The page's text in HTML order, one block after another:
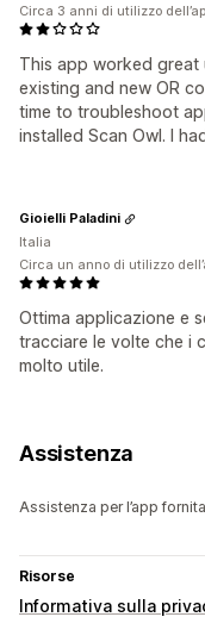
This app worked great
existing and new OR
time to troubleshoot
installed Scan Owl. I
Circa 3 anni di utilizzo
Ottima applicazione e
tracciare le volte che i
molto utile.
Gioielli Paladini
Italia
Circa un anno di utilizzo
Assistenza
Assistenza per l’app
Risorse
Informativa sulla